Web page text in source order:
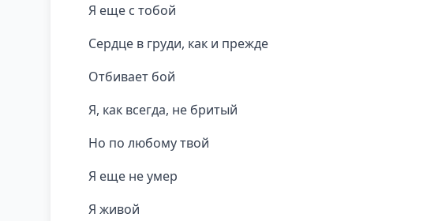
Я еще с тобой
Сердце в груди, как и прежде
Отбивает бой
Я, как всегда, не бритый
Но по любому твой
Я еще не умер
Я живой